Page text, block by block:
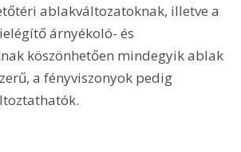
ablakváltozatoknak, illetve a
árnyékoló- és
köszönhetően mindegyik ablak
a fényviszonyok pedig